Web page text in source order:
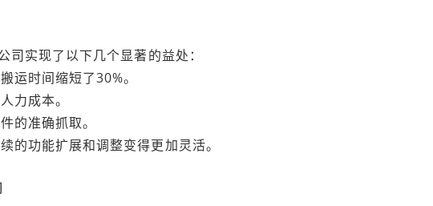
实现了以下几个显著的益处：
运时间缩短了30%。
力成本。
的准确抓取。
的功能扩展和调整变得更加灵活。